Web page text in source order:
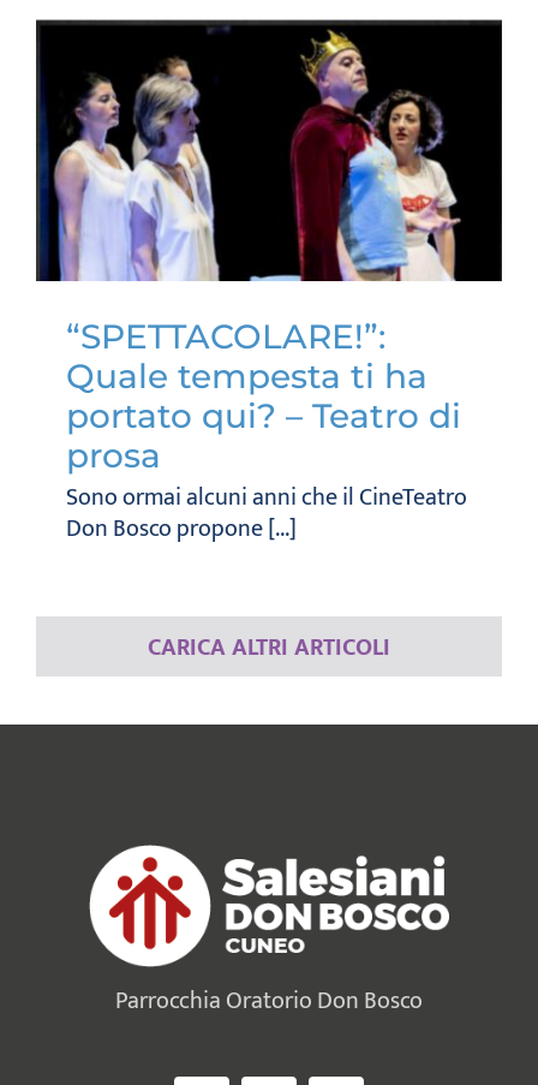
“SPETTACOLARE!”:
Quale tempesta ti ha
portato qui? – Teatro di
prosa
Sono ormai alcuni anni che il CineTeatro
Don Bosco propone [...]
CARICA ALTRI ARTICOLI
Parrocchia Oratorio Don Bosco